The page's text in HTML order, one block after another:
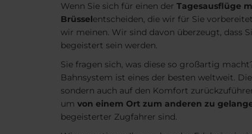
Wenn Sie sich für einen der Tagesausflüge
Brüsselentscheiden, die wir für Sie
wir meinen. Wir sind davon überzeugt, dass
begeistert sein werden.
Sie fragen sich, was diese so großartig
Bahnsystem ist eines der besten weltweit.
sondern auch auf den Komfort
um von einem Ort zum anderen zu
begeisterter Zugfahrer sind.